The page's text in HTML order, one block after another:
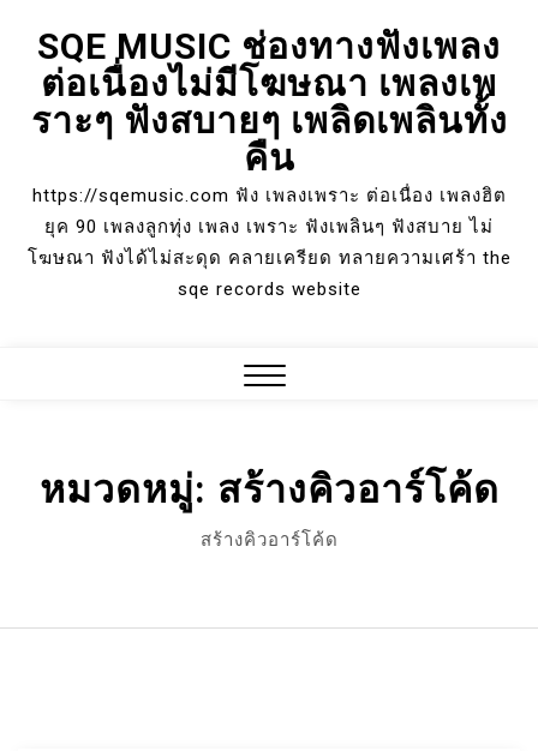
content
SQE MUSIC ช่องทางฟังเพลง
ต่อเนื่องไม่มีโฆษณา เพลงเพ
ราะๆ ฟังสบายๆ เพลิดเพลินทั้ง
คืน
https://sqemusic.com ฟัง เพลงเพราะ ต่อเนื่อง เพลงฮิต
ยุค 90 เพลงลูกทุ่ง เพลง เพราะ ฟังเพลินๆ ฟังสบาย ไม่
โฆษณา ฟังได้ไม่สะดุด คลายเครียด ทลายความเศร้า the
sqe records website
หมวดหมู่: สร้างคิวอาร์โค้ด
สร้างคิวอาร์โค้ด